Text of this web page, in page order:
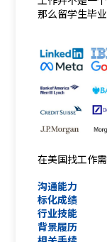
那么留学生毕
在美国找工作
沟通能力
标化成绩
行业技能
背景履历